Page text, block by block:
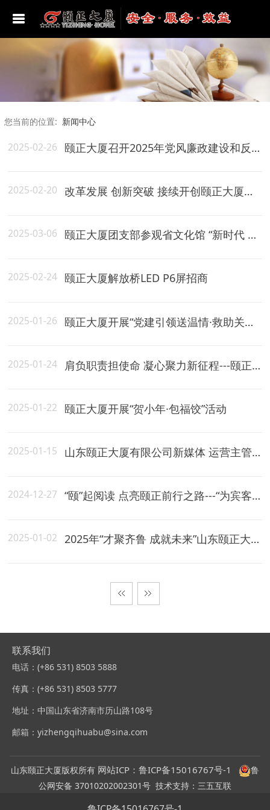
总经理致辞
豪华单人间
普通标准间
颐正海韵美食汇
颐安厅
颐文厅
颐泓厅
颐和多功能厅
颐德多功能厅
第二会议室
第四会议室
学习宣传贯彻二十大精神
党史学习教育
学习贯彻习近平新时代中国特色社会主义思想
深入学习贯彻习近平总书记视察山东重要讲话
学习贯彻党的二十届三中全会精神
您当前的位置: 新闻中心
颐正大厦召开2025年党风廉政建设和反腐败工作会议
2025-02-26
改革发展 创新突破 接续开创颐正大厦高质量发展新局面---颐正大厦召开2024年度总结表彰暨2025年工作动员大会
2025-02-20
颐正大厦团支部参观省文化馆 “新时代 新雷锋——弘扬雷锋精神 ‘宣传画’展”
2025-03-06
颐正大厦解放桥LED P6屏招商
2025-02-24
颐正大厦开展“党建引领送温情·救助关怀暖人心”主题党日活动
2025-01-26
肩负职责担使命 凝心聚力新征程---颐正大厦圆满完成省十四届人大三次会议接待保障任务
2025-01-24
颐正大厦开展“贺小年·包福饺”活动
2025-01-22
山东颐正大厦有限公司新媒体 运营主管招聘入围资格审查人员名单
2025-01-15
“颐”起阅读 点亮颐正前行之路---“为宾客提供始终如一的优质服务”系列报道之七
2024-12-27
2025年“才聚齐鲁 成就未来”山东颐正大厦有限公司招聘公告
2025-01-02
联系我们
电话：(+86 531) 8503 5888
传真：(+86 531) 8503 5777
地址：中国山东省济南市历山路108号
邮箱：yizhengqihuabu@sina.com
山东颐正大厦版权所有 网站ICP： 鲁ICP备15016767号-1
鲁
公网安备 37010202002301号 技术支持：三五互联